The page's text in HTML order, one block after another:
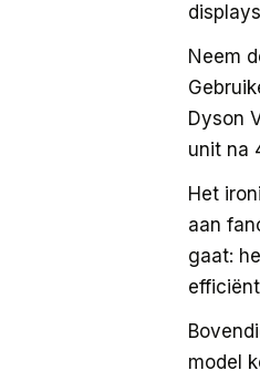
Neem
Dyson
unit na
Het
aan
gaat:
model